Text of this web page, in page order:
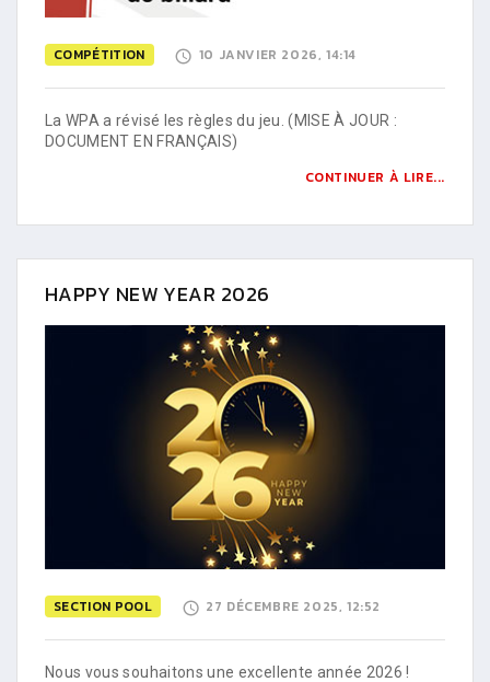
COMPÉTITION 10 JANVIER 2026, 14:14
La WPA a révisé les règles du jeu. (MISE À JOUR :
DOCUMENT EN FRANÇAIS)
CONTINUER À LIRE...
HAPPY NEW YEAR 2026
SECTION POOL 27 DÉCEMBRE 2025, 12:52
Nous vous souhaitons une excellente année 2026 !